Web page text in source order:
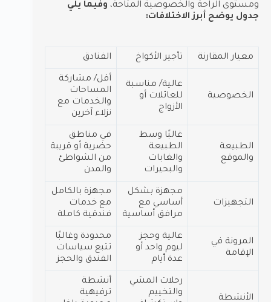
ومستوى الراحة والخصوصية المتاحة، وفيما يلي
جدول يوضح أبرز الاختلافات:
معيار المقارنة تأجير الأكواخ الفنادق
الخصوصية
عالية/ مناسبة
للعائلات أو
الأزواج
أقل/ مشاركة
المساحات
والخدمات مع
نزلاء آخرين
الطبيعة
والموقع
غالبًا وسط
الطبيعة
والغابات
والبحيرات
في مناطق
حضرية أو قريبة
من الشواطئ
والمدن
التجهيزات
مجهزة بشكل
أساسي مع
مرافق أساسية
مجهزة بالكامل
مع خدمات
فندقية كاملة
المرونة في
الإقامة
عالية وحجز
ليوم واحد أو
عدة أيام
محدودة وغالبًا
تتبع سياسات
الفندق والحجز
الأنشطة
رحلات المشي
والتخييم
أنشطة
ترفيهية